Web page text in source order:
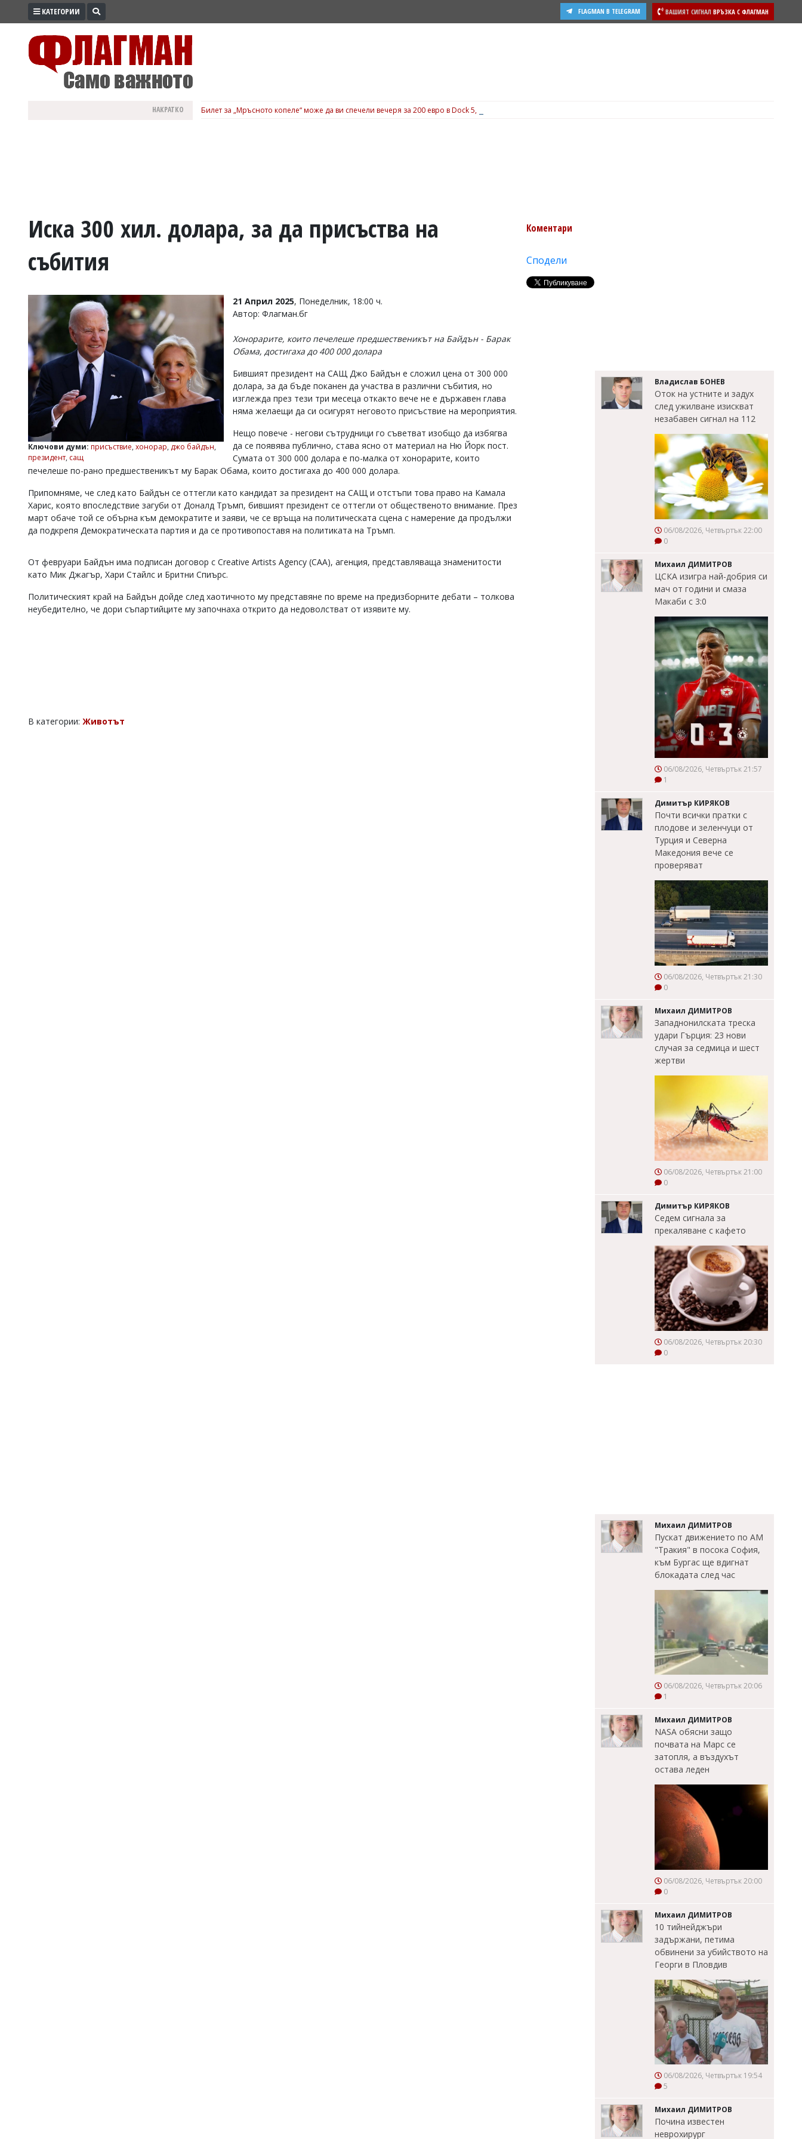
ПРОМО
ВОЙНАТА
УКРАЙНА
РАЗСЛЕДВАНЕ
Управители:
Веселин
Василев,
v.vasilev@flagman.bg
Касабова,
k.kassabova@flagman.bg
Главен
Колев,
office@flagman.bg
читателите
обиден
КАТЕГОРИИ ВАШИЯТ СИГНАЛ ВРЪЗКА С ФЛАГМАН
FLAGMAN В TELEGRAM
НАКРАТКО Билет за „Мръсното копеле“ може да ви спечели вечеря за 200 евро в Dock 5, вижте подробности
Иска 300 хил. долара, за да присъства на
събития
Ключови думи: присъствие, хонорар, джо байдън,
президент, сащ
21 Април 2025, Понеделник, 18:00 ч.
Автор: Флагман.бг
Хонорарите, които печелеше предшественикът на Байдън - Барак
Обама, достигаха до 400 000 долара
Бившият президент на САЩ Джо Байдън е сложил цена от 300 000
долара, за да бъде поканен да участва в различни събития, но
изглежда през тези три месеца откакто вече не е държавен глава
няма желаещи да си осигурят неговото присъствие на мероприятия.
Нещо повече - негови сътрудници го съветват изобщо да избягва
да се появява публично, става ясно от материал на Ню Йорк пост.
Сумата от 300 000 долара е по-малка от хонорарите, които
печелеше по-рано предшественикът му Барак Обама, които достигаха до 400 000 долара.
Припомняме, че след като Байдън се оттегли като кандидат за президент на САЩ и отстъпи това право на Камала
Харис, която впоследствие загуби от Доналд Тръмп, бившият президент се оттегли от общественото внимание. През
март обаче той се обърна към демократите и заяви, че се връща на политическата сцена с намерение да продължи
да подкрепя Демократическата партия и да се противопоставя на политиката на Тръмп.
От февруари Байдън има подписан договор с Creative Artists Agency (CAA), агенция, представляваща знаменитости
като Мик Джагър, Хари Стайлс и Бритни Спиърс.
Политическият край на Байдън дойде след хаотичното му представяне по време на предизборните дебати – толкова
неубедително, че дори съпартийците му започнаха открито да недоволстват от изявите му.
В категории: Животът
Коментари
Сподели
Владислав БОНЕВ
Оток на устните и задух
след ужилване изискват
незабавен сигнал на 112
06/08/2026, Четвъртък 22:00
0
Михаил ДИМИТРОВ
ЦСКА изигра най-добрия си
мач от години и смаза
Макаби с 3:0
06/08/2026, Четвъртък 21:57
1
Димитър КИРЯКОВ
Почти всички пратки с
плодове и зеленчуци от
Турция и Северна
Македония вече се
проверяват
06/08/2026, Четвъртък 21:30
0
Михаил ДИМИТРОВ
Западнонилската треска
удари Гърция: 23 нови
случая за седмица и шест
жертви
06/08/2026, Четвъртък 21:00
0
Димитър КИРЯКОВ
Седем сигнала за
прекаляване с кафето
06/08/2026, Четвъртък 20:30
0
Михаил ДИМИТРОВ
Пускат движението по АМ
"Тракия" в посока София,
към Бургас ще вдигнат
блокадата след час
06/08/2026, Четвъртък 20:06
1
Михаил ДИМИТРОВ
NASA обясни защо
почвата на Марс се
затопля, а въздухът
остава леден
06/08/2026, Четвъртък 20:00
0
Михаил ДИМИТРОВ
10 тийнейджъри
задържани, петима
обвинени за убийството на
Георги в Пловдив
06/08/2026, Четвъртък 19:54
5
Михаил ДИМИТРОВ
Почина известен
неврохирург